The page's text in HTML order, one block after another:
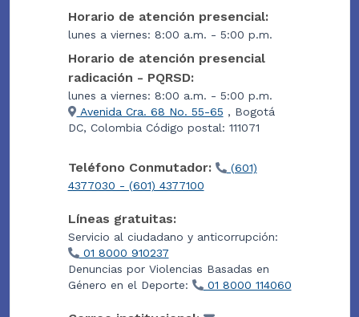
Horario de atención presencial:
lunes a viernes: 8:00 a.m. - 5:00 p.m.
Horario de atención presencial
radicación - PQRSD:
lunes a viernes: 8:00 a.m. - 5:00 p.m.
Avenida Cra. 68 No. 55-65 , Bogotá
DC, Colombia Código postal: 111071
Teléfono Conmutador:
(601)
4377030 - (601) 4377100
Líneas gratuitas:
Servicio al ciudadano y anticorrupción:
01 8000 910237
Denuncias por Violencias Basadas en
Género en el Deporte:
01 8000 114060